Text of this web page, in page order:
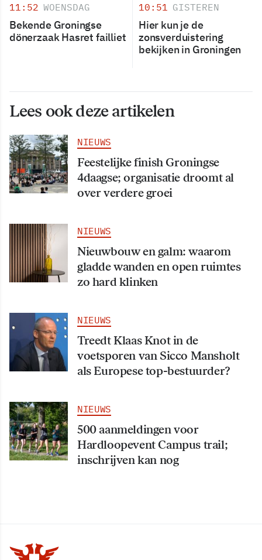
11:52 WOENSDAG
Bekende Groningse
dönerzaak Hasret failliet
10:51 GISTEREN
Hier kun je de
zonsverduistering
bekijken in Groningen
Lees ook deze artikelen
NIEUWS
Feestelijke finish Groningse
4daagse; organisatie droomt al
over verdere groei
NIEUWS
Nieuwbouw en galm: waarom
gladde wanden en open ruimtes
zo hard klinken
NIEUWS
Treedt Klaas Knot in de
voetsporen van Sicco Mansholt
als Europese top-bestuurder?
NIEUWS
500 aanmeldingen voor
Hardloopevent Campus trail;
inschrijven kan nog